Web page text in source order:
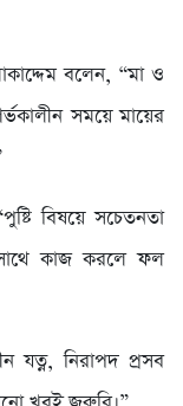
বলেন, “মা ও
সময়ে মায়ের
বিষয়ে সচেতনতা
কাজ করলে ফল
যত্ন, নিরাপদ প্রসব